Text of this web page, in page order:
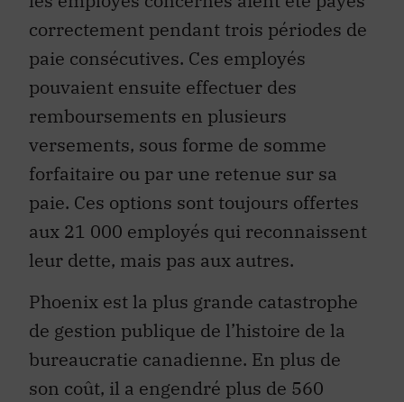
correctement pendant trois périodes de
paie consécutives. Ces employés
pouvaient ensuite effectuer des
remboursements en plusieurs
versements, sous forme de somme
forfaitaire ou par une retenue sur sa
paie. Ces options sont toujours offertes
aux 21 000 employés qui reconnaissent
leur dette, mais pas aux autres.
Phoenix est la plus grande catastrophe
de gestion publique de l’histoire de la
bureaucratie canadienne. En plus de
son coût, il a engendré plus de 560